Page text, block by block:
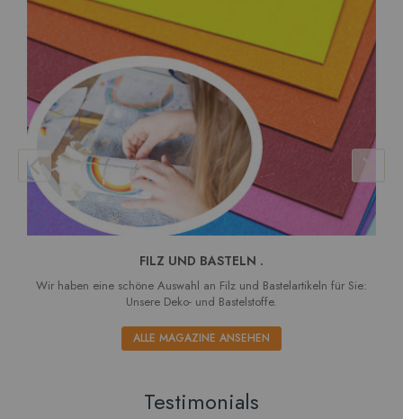
FILZ UND BASTELN .
Wir haben eine schöne Auswahl an Filz und Bastelartikeln für Sie:
Unsere Deko- und Bastelstoffe.
ALLE MAGAZINE ANSEHEN
Testimonials